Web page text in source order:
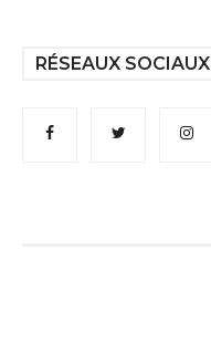
RÉSEAUX SOCIAUX